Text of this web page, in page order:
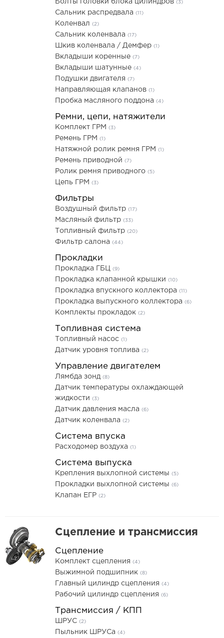
Болты головки блока цилиндров (3)
Сальник распредвала (11)
Коленвал (2)
Сальник коленвала (17)
Шкив коленвала / Демфер (1)
Вкладыши коренные (7)
Вкладыши шатунные (4)
Подушки двигателя (7)
Направляющая клапанов (1)
Пробка масляного поддона (4)
Ремни, цепи, натяжители
Комплект ГРМ (3)
Ремень ГРМ (1)
Натяжной ролик ремня ГРМ (1)
Ремень приводной (7)
Ролик ремня приводного (5)
Цепь ГРМ (3)
Фильтры
Воздушный фильтр (17)
Масляный фильтр (33)
Топливный фильтр (20)
Фильтр салона (44)
Прокладки
Прокладка ГБЦ (9)
Прокладка клапанной крышки (10)
Прокладка впускного коллектора (11)
Прокладка выпускного коллектора (6)
Комплекты прокладок (2)
Топливная система
Топливный насос (1)
Датчик уровня топлива (2)
Управление двигателем
Лямбда зонд (8)
Датчик температуры охлаждающей
жидкости (3)
Датчик давления масла (6)
Датчик коленвала (2)
Система впуска
Расходомер воздуха (1)
Система выпуска
Крепления выхлопной системы (5)
Прокладки выхлопной системы (6)
Клапан ЕГР (2)
Сцепление и трансмиссия
Сцепление
Комплект сцепления (4)
Выжимной подшипник (8)
Главный цилиндр сцепления (4)
Рабочий цилиндр сцепления (6)
Трансмиссия / КПП
ШРУС (2)
Пыльник ШРУСа (4)